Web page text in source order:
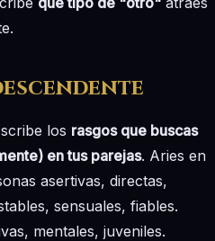
los rasgos que buscas
en tus parejas. Aries en
asertivas, directas,
sensuales, fiables.
mentales, juveniles.